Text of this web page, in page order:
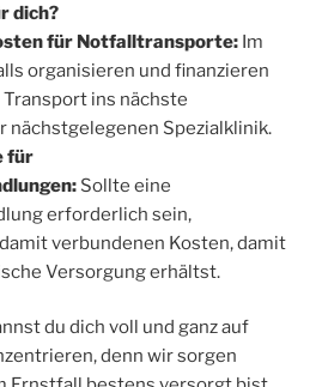
dich?
für Notfalltransporte: Im
organisieren und finanzieren
ins nächste
nächstgelegenen Spezialklinik.
für
Sollte eine
erforderlich sein,
verbundenen Kosten, damit
Versorgung erhältst.
du dich voll und ganz auf
denn wir sorgen